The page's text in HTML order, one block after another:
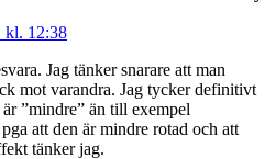
kl. 12:38
Jag tänker snarare att man
mot varandra. Jag tycker definitivt
”mindre” än till exempel
att den är mindre rotad och att
tänker jag.